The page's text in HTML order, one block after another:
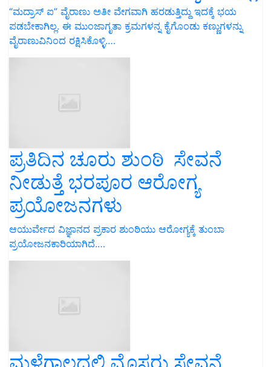
“ಮದ್ರಾಸ್ ಐ” ವೈರಾಣು ಅತೀ ವೇಗವಾಗಿ ಹರಡುತ್ತಿದ್ದು ಇದಕ್ಕೆ ಭಯ
ಪಡಬೇಕಾಗಿಲ್ಲ. ಈ ಮುಂಜಾಗೃತಾ ಕ್ರಮಗಳನ್ನ ಕೈಗೊಂಡು ಕಣ್ಣುಗಳನ್ನು
ವೈರಾಣುವಿನಿಂದ ರಕ್ಷಿಸಿಕೊಳ್ಳಿ.…
ಪ್ರತಿದಿನ ಚೂರು ಶುಂಠಿ ಸೇವನೆ
ನೀಡುತ್ತೆ ಭರಪೂರ ಆರೋಗ್ಯ
ಪ್ರಯೋಜನಗಳು
ಆಯುರ್ವೇದ ವಿಜ್ಞಾನದ ಪ್ರಕಾರ ಶುಂಠಿಯು ಆರೋಗ್ಯಕ್ಕೆ ತುಂಬಾ
ಪ್ರಯೋಜನಕಾರಿಯಾಗಿದೆ.…
ಮಳೆಗಾಲದಲ್ಲಿ ಮೊಸರು ಸೇವನೆ